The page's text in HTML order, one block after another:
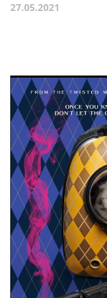
27.05.2021